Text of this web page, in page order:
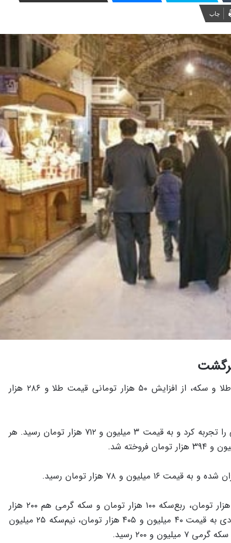
چاپ
به گزارش خبرگزاری خبرآنلاین، آخرین گزارش‌ها از بازار طلا و سکه، از افزایش ۵۰ هزار تومانی قیمت طلا و ۲۸۶ هزار
بر همین اساس، هر گرم طلای ۱۸عیار رشد ۵۰ هزار تومانی را تجربه کرد و به قیمت ۳ میلیون و ۷۱۲ هزار تومان رسید. هر
آن‌طور که روند بازار نشان می‌دهد، سکه بهار آزادی ۴۱۵ هزار تومان، ربع‌سکه ۱۰۰ هزار تومان و سکه گرمی هم ۲۰۰ هزار
تومان افزایش قیمت داشت. به این ترتیب، سکه بهار آزادی به قیمت ۴۰ میلیون و ۴۰۵ هزار تومان، نیم‌سکه ۲۵ میلیون